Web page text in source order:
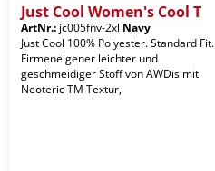
Just Cool Women's Cool T
ArtNr.: jc005fnv-2xl Navy
Just Cool 100% Polyester. Standard Fit.
Firmeneigener leichter und
geschmeidiger Stoff von AWDis mit
Neoteric TM Textur,